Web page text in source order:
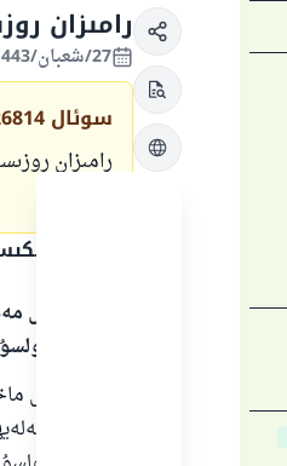
رامىزان
27/شعبان/1443 , 30/مارت/2022
سوئال
رامىزان
جاۋاپنىڭ
بارلىق گۈزەل
سالاملىرى
بارلىق گۈزەل
مۇھەممەد